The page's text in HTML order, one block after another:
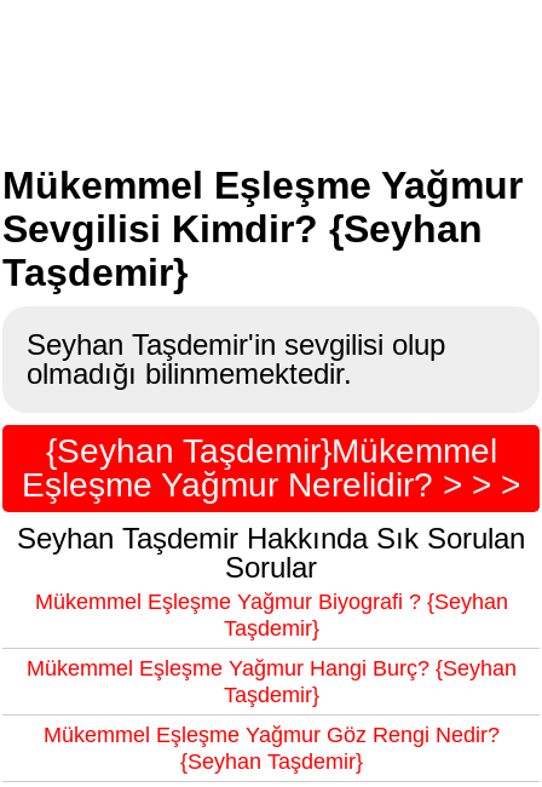
Mükemmel Eşleşme Yağmur
Sevgilisi Kimdir? {Seyhan
Taşdemir}
Seyhan Taşdemir'in sevgilisi olup
olmadığı bilinmemektedir.
{Seyhan Taşdemir}Mükemmel
Eşleşme Yağmur Nerelidir? > > >
Seyhan Taşdemir Hakkında Sık Sorulan
Sorular
Mükemmel Eşleşme Yağmur Biyografi ? {Seyhan
Taşdemir}
Mükemmel Eşleşme Yağmur Hangi Burç? {Seyhan
Taşdemir}
Mükemmel Eşleşme Yağmur Göz Rengi Nedir?
{Seyhan Taşdemir}